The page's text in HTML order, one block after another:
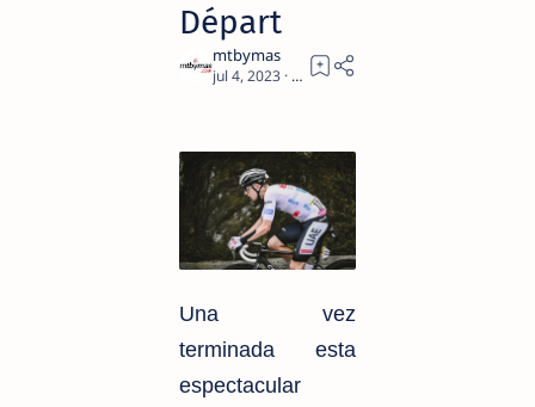
Départ
1
Una vez
terminada esta
espectacular